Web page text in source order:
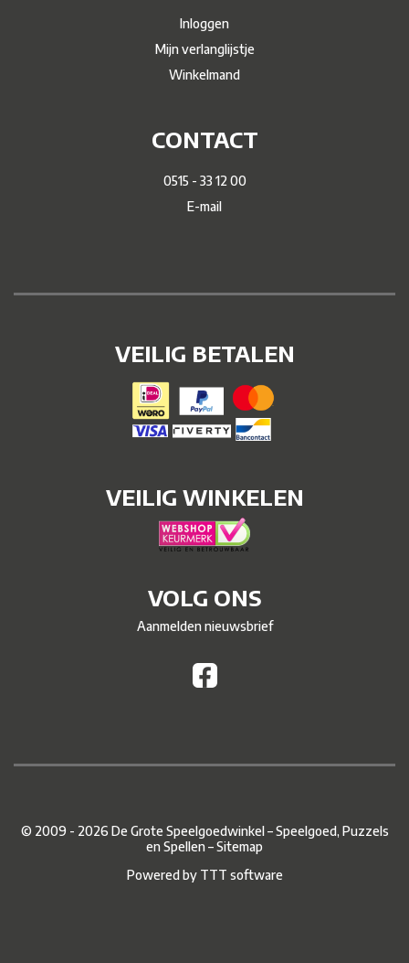
Inloggen
Mijn verlanglijstje
Winkelmand
CONTACT
0515 - 33 12 00
E-mail
VEILIG BETALEN
VEILIG WINKELEN
VOLG ONS
Aanmelden nieuwsbrief
© 2009 - 2026 De Grote Speelgoedwinkel – Speelgoed, Puzzels
en Spellen –Sitemap
Powered by TTT software